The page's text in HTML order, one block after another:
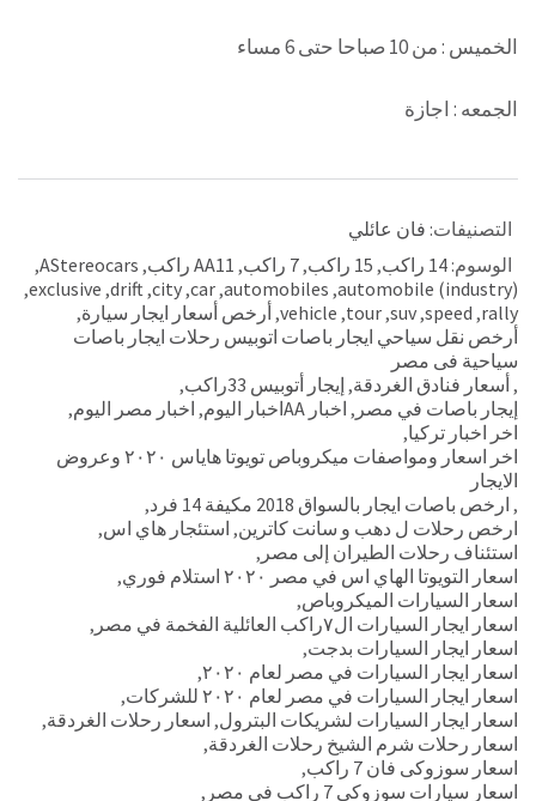
الخميس : من 10 صباحا حتى 6 مساء
الجمعه : اجازة
التصنيفات: فان عائلي
الوسوم: 14 راكب , 15 راكب ,7 راكب , AA11 راكب ,
AStereocars
,
automobile (industry)
,
automobiles
,
car
,
city
,
drift
,
exclusive
,
rally
,
speed
,
suv
,
tour
,
vehicle
, أرخص أسعار ايجار سيارة,
أرخص نقل سياحي ايجار باصات اتوبيس رحلات ايجار باصات
سياحية فى مصر
, أسعار فنادق الغردقة, إيجار أتوبيس 33راكب
,
إيجار باصات في مصر , اخبار AAاخبار اليوم , اخبار مصر اليوم,
اخر اخبار تركيا,
اخر اسعار ومواصفات ميكروباص تويوتا هاياس ٢٠٢٠ وعروض
الايجار
, ارخص باصات ايجار بالسواق 2018 مكيفة 14 فرد
,
ارخص رحلات ل دهب و سانت كاترين, استئجار هاي اس,
استئناف رحلات الطيران إلى مصر ,
اسعار التويوتا الهاي اس في مصر ٢٠٢٠ استلام فوري
,
اسعار السيارات الميكروباص,
اسعار ايجار السيارات ال٧راكب العائلية الفخمة في مصر
,
اسعار ايجار السيارات بدجت,
اسعار ايجار السيارات في مصر لعام ٢٠٢٠
,
اسعار ايجار السيارات في مصر لعام ٢٠٢٠ للشركات
,
اسعار ايجار السيارات لشريكات البترول, اسعار رحلات الغردقة,
اسعار رحلات شرم الشيخ رحلات الغردقة,
اسعار سوزوكى فان 7 راكب
,
اسعار سيارات سوزوكى 7 راكب فى مصر
,